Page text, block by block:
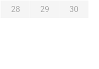
28 29
30